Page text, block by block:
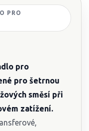
PRO
pro
pro šetrnou
směsí při
zatížení.